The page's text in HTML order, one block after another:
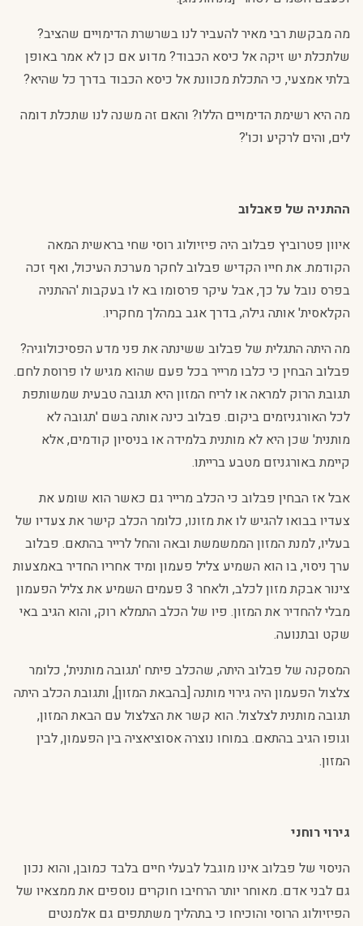
מה מבקשת רבי מאיר להעביר לנו בשרשרת הדימויים שהציב?
שלתכלת יש זיקה אל כיסא הכבוד? מדוע אם כן לא אמר באופן
בלתי אמצעי, כי התכלת מכוונת אל כיסא הכבוד בדרך כל שהיא?
מה היא רשימת הדימויים הללו? והאם זה משנה לנו שתכלת דומה
לים, והים לרקיע וכו'?
ההתניה של פאבלוב
איוון פטרוביץ פבלוב היה פיזיולוג רוסי שחי בראשית המאה
הקודמת. את חייו הקדיש פבלוב לחקר מערכת העיכול, ואף זכה
בפרס נובל על כך, אבל עיקר פרסומו בא לו בעקבות 'ההתניה
הקלאסית' אותה גילה, בדרך אגב במהלך מחקריו.
מה היתה התגלית של פבלוב ששינתה את פני מדע הפסיכולוגיה?
פבלוב הבחין כי כלבו מרייר בכל פעם שהוא מגיש לו פרוסת לחם.
תגובת הרוק למראה או לריח המזון היא תגובה טבעית שמשותפת
לכל האורגניזמים ביקום. פבלוב כינה אותה בשם 'תגובה לא
מותנית' שכן היא לא מותנית בלמידה או בניסיון קודמים, אלא
קיימת באורגניזם מטבע ברייתו.
אבל אז הבחין פבלוב כי הכלב מרייר גם כאשר הוא שומע את
צעדיו בבואו להגיש לו את מזונו, כלומר הכלב קישר את צעדיו של
בעליו, למנת המזון הממשמשת ובאה והחל לרייר בהתאם. פבלוב
ערך ניסוי, בו הוא השמיע צליל פעמון ומיד אחריו החדיר באמצעות
צינור אבקת מזון לכלב, ולאחר 3 פעמים השמיע את צליל הפעמון
מבלי להחדיר את המזון. פיו של הכלב התמלא רוק, והוא הגיב באי
שקט ובתנועה.
המסקנה של פבלוב היתה, שהכלב פיתח 'תגובה מותנית', כלומר
צלצול הפעמון היה גירוי מותנה [בהבאת המזון], ותגובת הכלב היתה
תגובה מותנית לצלצול. הוא קשר את הצלצול עם הבאת המזון,
וגופו הגיב בהתאם. במוחו נוצרה אסוציאציה בין הפעמון, לבין
המזון.
גירוי רוחני
הניסוי של פבלוב אינו מוגבל לבעלי חיים בלבד כמובן, והוא נכון
גם לבני אדם. מאוחר יותר הרחיבו חוקרים נוספים את ממצאיו של
הפיזיולוג הרוסי והוכיחו כי בתהליך משתתפים גם אלמנטים